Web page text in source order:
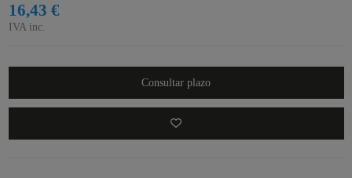
16,43 €
IVA inc.
Consultar plazo